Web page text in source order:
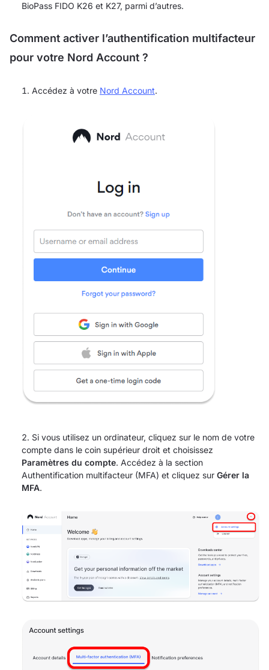
BioPass FIDO K26 et K27, parmi d’autres.
Comment activer l’authentification multifacteur
pour votre Nord Account ?
Accédez à votre Nord Account.
Si vous utilisez un ordinateur, cliquez sur le nom de votre
compte dans le coin supérieur droit et choisissez
Paramètres du compte. Accédez à la section
Authentification multifacteur (MFA) et cliquez sur Gérer la
MFA.